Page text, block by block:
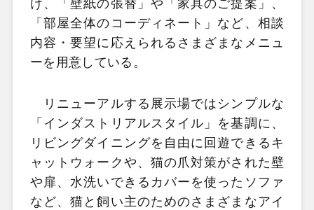
け、「壁紙の張替」や「家具のご提案」、
「部屋全体のコーディネート」など、相談
内容・要望に応えられるさまざまなメニュ
ーを用意している。
リニューアルする展示場ではシンプルな
「インダストリアルスタイル」を基調に、
リビングダイニングを自由に回遊できるキ
ャットウォークや、猫の爪対策がされた壁
や扉、水洗いできるカバーを使ったソファ
など、猫と飼い主のためのさまざまなアイ